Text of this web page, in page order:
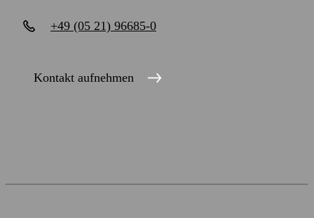
+49 (05 21) 96685-0
Kontakt aufnehmen